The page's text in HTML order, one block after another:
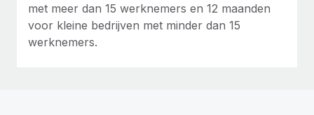
met meer dan 15 werknemers en 12 maanden
voor kleine bedrijven met minder dan 15
werknemers.